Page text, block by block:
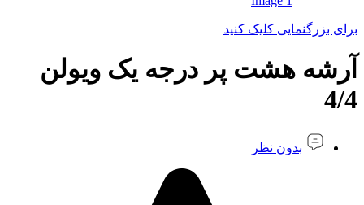
برای بزرگنمایی کلیک کنید
آرشه هشت پر درجه یک ویولن
4/4
بدون نظر